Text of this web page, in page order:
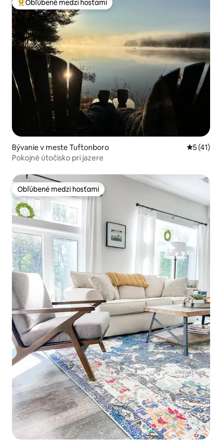
Najobľúbenejšie medzi hosťami
Obľúbené medzi hosťami
Bývanie v meste Tuftonboro
5 (41)
Pokojné útočisko pri jazere
Obľúbené medzi hosťami
Obľúbené medzi hosťami